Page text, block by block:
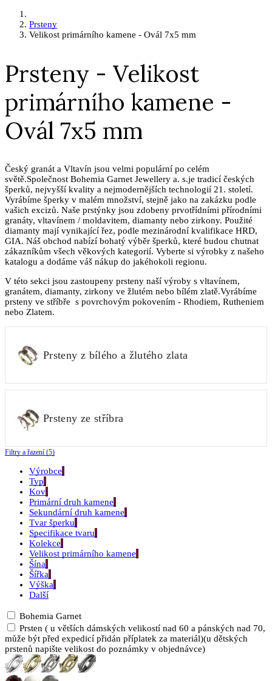
Prsteny
Velikost primárního kamene - Ovál 7x5 mm
Prsteny - Velikost
primárního kamene -
Ovál 7x5 mm
Český granát a Vltavín jsou velmi populární po celém
světě.Společnost Bohemia Garnet Jewellery a. s.je tradicí českých
šperků, nejvyšší kvality a nejmodernějších technologií 21. století.
Vyrábíme šperky v malém množství, stejně jako na zakázku podle
vašich excizů. Naše prstýnky jsou zdobeny prvotřídními přírodními
granáty, vltavínem / moldavitem, diamanty nebo zirkony. Použité
diamanty mají vynikající řez, podle mezinárodní kvalifikace HRD,
GIA. Náš obchod nabízí bohatý výběr šperků, které budou chutnat
zákazníkům všech věkových kategorií. Vyberte si výrobky z našeho
katalogu a dodáme váš nákup do jakéhokoli regionu.
V této sekci jsou zastoupeny prsteny naší výroby s vltavínem,
granátem, diamanty, zirkony ve žlutém nebo bílém zlatě.Vyrábíme
prsteny ve stříbře s povrchovým pokovením - Rhodiem, Rutheniem
nebo Zlatem.
Prsteny z bílého a žlutého zlata
Prsteny ze stříbra
Filtry a řazení (5)
Výrobce
Typ
Kov
Primární druh kamene
Sekundární druh kamene
Tvar šperku
Specifikace tvaru
Kolekce
Velikost primárního kamene
Šína
Šířka
Výška
Další
Bohemia Garnet
Prsten ( u větších dámských velikostí nad 60 a pánských nad 70,
může být před expedicí přidán příplatek za materiál)(u dětských
prstenů napište velikost do poznámky v objednávce)